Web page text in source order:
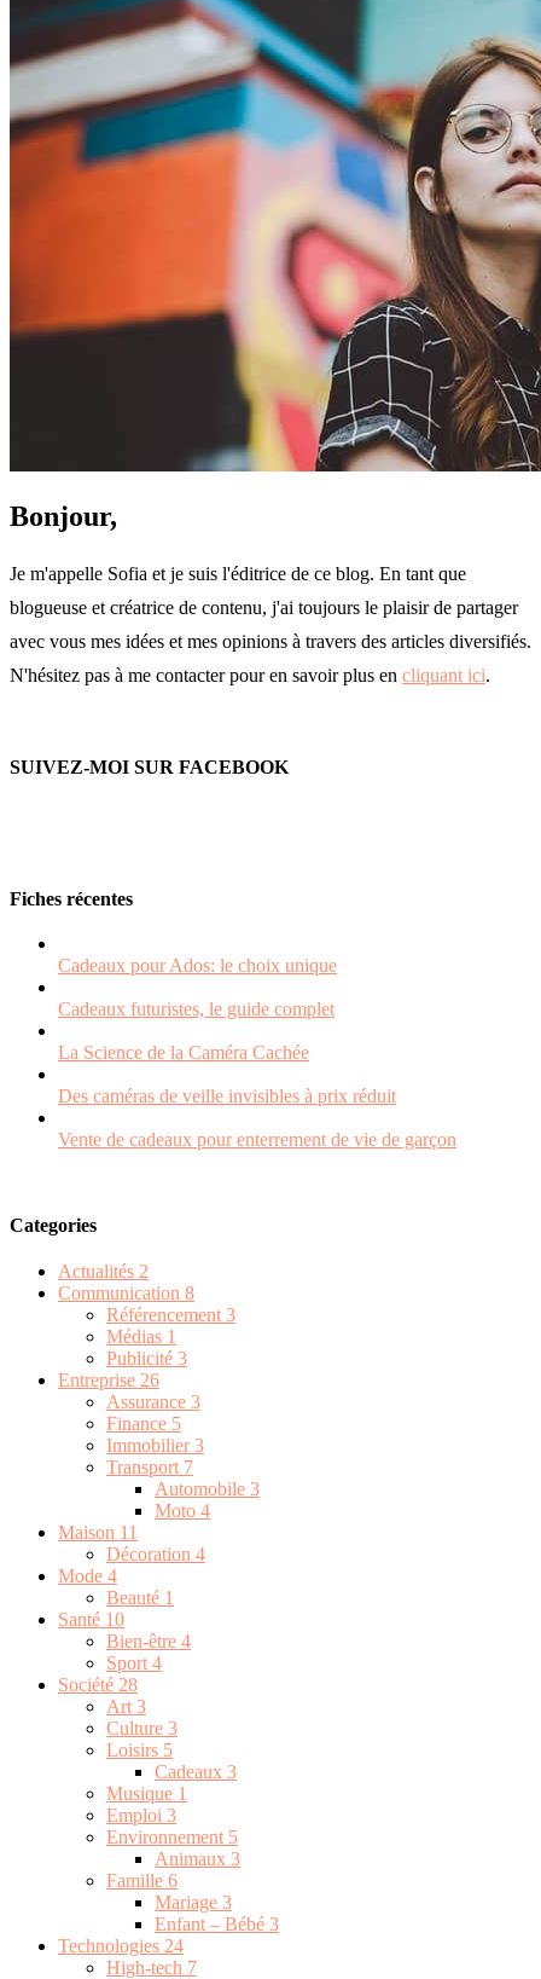
Bonjour,
Je m'appelle Sofia et je suis l'éditrice de ce blog. En tant que
blogueuse et créatrice de contenu, j'ai toujours le plaisir de partager
avec vous mes idées et mes opinions à travers des articles diversifiés.
N'hésitez pas à me contacter pour en savoir plus en cliquant ici.
SUIVEZ-MOI SUR FACEBOOK
Fiches récentes
Cadeaux pour Ados: le choix unique
Cadeaux futuristes, le guide complet
La Science de la Caméra Cachée
Des caméras de veille invisibles à prix réduit
Vente de cadeaux pour enterrement de vie de garçon
Categories
Actualités 2
Communication 8
Référencement 3
Médias 1
Publicité 3
Entreprise 26
Assurance 3
Finance 5
Immobilier3
Transport 7
Automobile 3
Moto 4
Maison 11
Décoration 4
Mode 4
Beauté 1
Santé 10
Bien-être 4
Sport 4
Société 28
Art 3
Culture 3
Loisirs 5
Cadeaux 3
Musique 1
Emploi 3
Environnement 5
Animaux 3
Famille 6
Mariage 3
Enfant – Bébé 3
Technologies 24
High-tech 7